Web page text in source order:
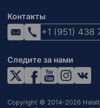
Контакты
+1 (951) 438
Следите за нами
Copyright © 2014-2026